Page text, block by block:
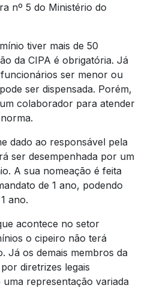
nº 5 do Ministério do
tiver mais de 50
da CIPA é obrigatória. Já
ser menor ou
ser dispensada. Porém,
colaborador para atender
dado ao responsável pela
ser desempenhada por um
A sua nomeação é feita
de 1 ano, podendo
ano.
acontece no setor
o cipeiro não terá
Já os demais membros da
diretrizes legais
representação variada